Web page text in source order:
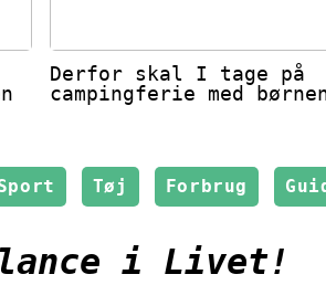
Derfor skal I tage på
campingferie med
Tøj Forbrug
i Livet!